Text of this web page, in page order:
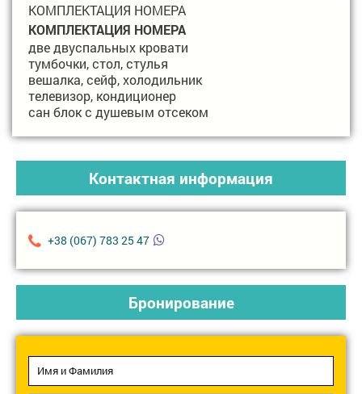
КОМПЛЕКТАЦИЯ НОМЕРА
КОМПЛЕКТАЦИЯ НОМЕРА
две двуспальных кровати
тумбочки, стол, стулья
вешалка, сейф, холодильник
телевизор, кондиционер
сан блок с душевым отсеком
Контактная информация
+38 (067) 783 25 47
Бронирование